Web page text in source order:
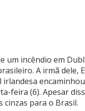
um incêndio em
A irmã dele,
irlandesa
feira (6). Apesar
cinzas para o Brasil.